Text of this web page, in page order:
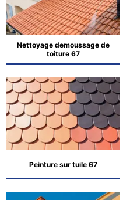
Nettoyage demoussage de
toiture 67
Peinture sur tuile 67